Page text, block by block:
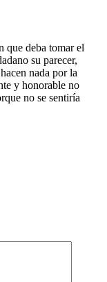
que deba tomar el
su parecer,
nada por la
y honorable no
no se sentiría